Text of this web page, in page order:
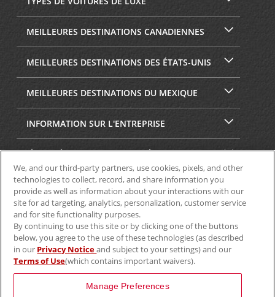
MEILLEURES DESTINATIONS CANADIENNES
MEILLEURES DESTINATIONS DES ÉTATS-UNIS
MEILLEURES DESTINATIONS DU MEXIQUE
INFORMATION SUR L'ENTREPRISE
SÉCURITÉ ET CONFIDENTIALITÉ
We, and our third-party partners, use cookies, pixels, and other
technologies to collect, record, and share information you
provide as well as information about your interactions with our
site for ad targeting, analytics, personalization, customer service
and for site functionality purposes.
By continuing to use this site or by clicking one of the buttons
below, you agree to the use of these technologies (as described
in our Privacy Noticeand subject to your settings) and our
Terms of Use(which contains important waivers).
Manage Preferences